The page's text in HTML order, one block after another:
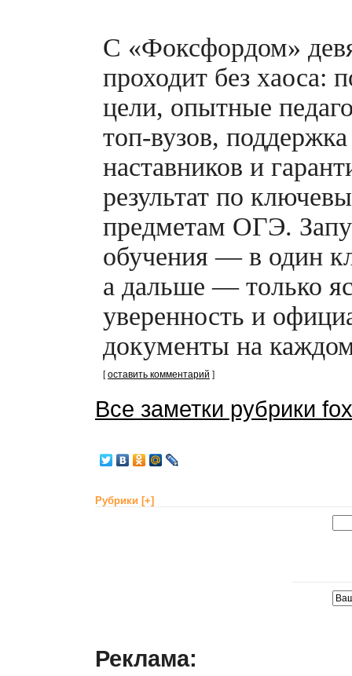
С «Фоксфордом»
проходит без хаоса:
цели, опытные
топ-вузов, поддержка
наставников и
результат по
предметам ОГЭ.
обучения — в один
а дальше — только
уверенность и
документы на
[оставить комментарий ]
Все заметки рубрики
Рубрики [+]
Реклама: